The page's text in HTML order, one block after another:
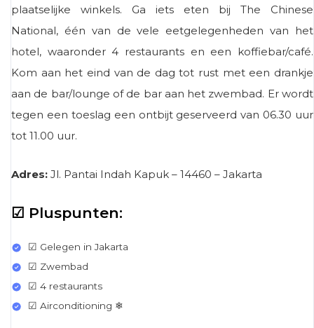
plaatselijke winkels. Ga iets eten bij The Chinese
National, één van de vele eetgelegenheden van het
hotel, waaronder 4 restaurants en een koffiebar/café.
Kom aan het eind van de dag tot rust met een drankje
aan de bar/lounge of de bar aan het zwembad. Er wordt
tegen een toeslag een ontbijt geserveerd van 06.30 uur
tot 11.00 uur.
Adres: Jl. Pantai Indah Kapuk – 14460 – Jakarta
☑ Pluspunten:
☑ Gelegen in Jakarta
☑ Zwembad
☑ 4 restaurants
☑ Airconditioning ❄